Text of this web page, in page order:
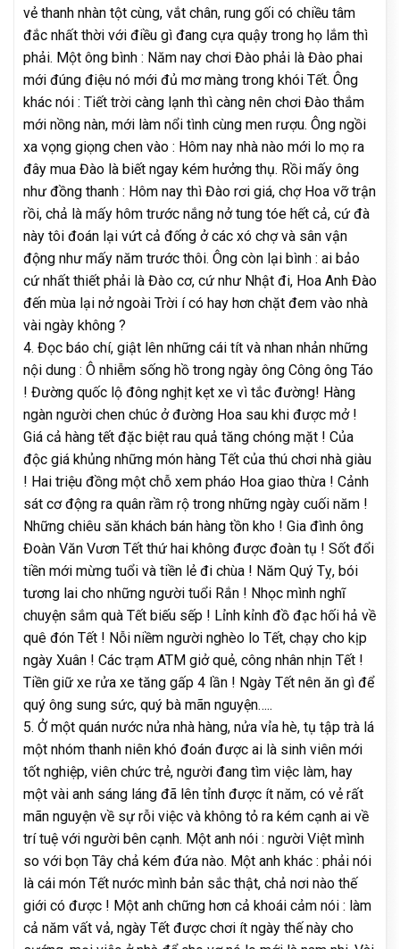
vẻ thanh nhàn tột cùng, vắt chân, rung gối có chiều tâm
đắc nhất thời với điều gì đang cựa quậy trong họ lắm thì
phải. Một ông bình : Năm nay chơi Đào phải là Đào phai
mới đúng điệu nó mới đủ mơ màng trong khói Tết. Ông
khác nói : Tiết trời càng lạnh thì càng nên chơi Đào thắm
mới nồng nàn, mới làm nổi tình cùng men rượu. Ông ngồi
xa vọng giọng chen vào : Hôm nay nhà nào mới lo mọ ra
đây mua Đào là biết ngay kém hưởng thụ. Rồi mấy ông
như đồng thanh : Hôm nay thì Đào rơi giá, chợ Hoa vỡ trận
rồi, chả là mấy hôm trước nắng nở tung tóe hết cả, cứ đà
này tôi đoán lại vứt cả đống ở các xó chợ và sân vận
động như mấy năm trước thôi. Ông còn lại bình : ai bảo
cứ nhất thiết phải là Đào cơ, cứ như Nhật đi, Hoa Anh Đào
đến mùa lại nở ngoài Trời í có hay hơn chặt đem vào nhà
vài ngày không ?
4. Đọc báo chí, giật lên những cái tít và nhan nhản những
nội dung : Ô nhiễm sống hồ trong ngày ông Công ông Táo
! Đường quốc lộ đông nghịt kẹt xe vì tắc đường! Hàng
ngàn người chen chúc ở đường Hoa sau khi được mở !
Giá cả hàng tết đặc biệt rau quả tăng chóng mặt ! Của
độc giá khủng những món hàng Tết của thú chơi nhà giàu
! Hai triệu đồng một chỗ xem pháo Hoa giao thừa ! Cảnh
sát cơ động ra quân rầm rộ trong những ngày cuối năm !
Những chiêu săn khách bán hàng tồn kho ! Gia đình ông
Đoàn Văn Vươn Tết thứ hai không được đoàn tụ ! Sốt đổi
tiền mới mừng tuổi và tiền lẻ đi chùa ! Năm Quý Tỵ, bói
tương lai cho những người tuổi Rắn ! Nhọc mình nghĩ
chuyện sắm quà Tết biếu sếp ! Lỉnh kỉnh đồ đạc hối hả về
quê đón Tết ! Nỗi niềm người nghèo lo Tết, chạy cho kịp
ngày Xuân ! Các trạm ATM giở quẻ, công nhân nhịn Tết !
Tiền giữ xe rửa xe tăng gấp 4 lần ! Ngày Tết nên ăn gì để
quý ông sung sức, quý bà mãn nguyện…..
5. Ở một quán nước nửa nhà hàng, nửa vỉa hè, tụ tập trà lá
một nhóm thanh niên khó đoán được ai là sinh viên mới
tốt nghiệp, viên chức trẻ, người đang tìm việc làm, hay
một vài anh sáng láng đã lên tỉnh được ít năm, có vẻ rất
mãn nguyện về sự rỗi việc và không tỏ ra kém cạnh ai về
trí tuệ với người bên cạnh. Một anh nói : người Việt mình
so với bọn Tây chả kém đứa nào. Một anh khác : phải nói
là cái món Tết nước mình bản sắc thật, chả nơi nào thế
giới có được ! Một anh chững hơn cả khoái cảm nói : làm
cả năm vất vả, ngày Tết được chơi ít ngày thế này cho